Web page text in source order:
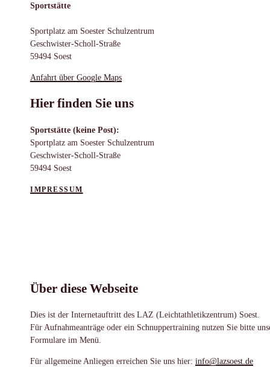
Sportstätte
Sportplatz am Soester Schulzentrum
Geschwister-Scholl-Straße
59494 Soest
Anfahrt über Google Maps
Hier finden Sie uns
Sportstätte (keine Post):
Sportplatz am Soester Schulzentrum
Geschwister-Scholl-Straße
59494 Soest
IMPRESSUM
Über diese Webseite
Dies ist der Internetauftritt des LAZ (Leichtathletikzentrum) Soest.
Für Aufnahmeanträge oder ein Schnuppertraining nutzen Sie bitte
Formulare im Menü.
Für allgemeine Anliegen erreichen Sie uns hier: info@lazsoest.de